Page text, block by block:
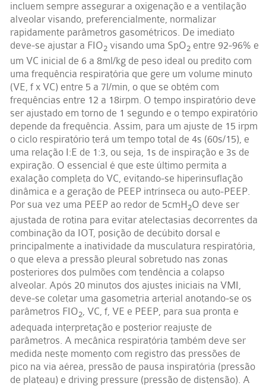
incluem sempre assegurar a oxigenação e a ventilação
alveolar visando, preferencialmente, normalizar
rapidamente parâmetros gasométricos. De imediato
deve-se ajustar a FIO2 visando uma SpO2 entre 92-96% e
um VC inicial de 6 a 8ml/kg de peso ideal ou predito com
uma frequência respiratória que gere um volume minuto
(VE, f x VC) entre 5 a 7l/min, o que se obtém com
frequências entre 12 a 18irpm. O tempo inspiratório deve
ser ajustado em torno de 1 segundo e o tempo expiratório
depende da frequência. Assim, para um ajuste de 15 irpm
o ciclo respiratório terá um tempo total de 4s (60s/15), e
uma relação I:E de 1:3, ou seja, 1s de inspiração e 3s de
expiração. O essencial é que este último permita a
exalação completa do VC, evitando-se hiperinsuflação
dinâmica e a geração de PEEP intrínseca ou auto-PEEP.
Por sua vez uma PEEP ao redor de 5cmH 2O deve ser
ajustada de rotina para evitar atelectasias decorrentes da
combinação da IOT, posição de decúbito dorsal e
principalmente a inatividade da musculatura respiratória,
o que eleva a pressão pleural sobretudo nas zonas
posteriores dos pulmões com tendência a colapso
alveolar. Após 20 minutos dos ajustes iniciais na VMI,
deve-se coletar uma gasometria arterial anotando-se os
parâmetros FIO2, VC, f, VE e PEEP, para sua pronta e
adequada interpretação e posterior reajuste de
parâmetros. A mecânica respiratória também deve ser
medida neste momento com registro das pressões de
pico na via aérea, pressão de pausa inspiratória (pressão
de plateau) e driving pressure (pressão de distensão). A